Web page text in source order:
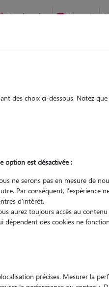
Recherche Favoris
Garde
Pour quel
Trouver mon Pet
des choix ci-dessous. Notez
option est désactivée :
ne serons pas en mesure de
Par conséquent, l'expérience
d'intérêt.
aurez toujours accès au
dépendent des cookies ne
précises. Mesurer la